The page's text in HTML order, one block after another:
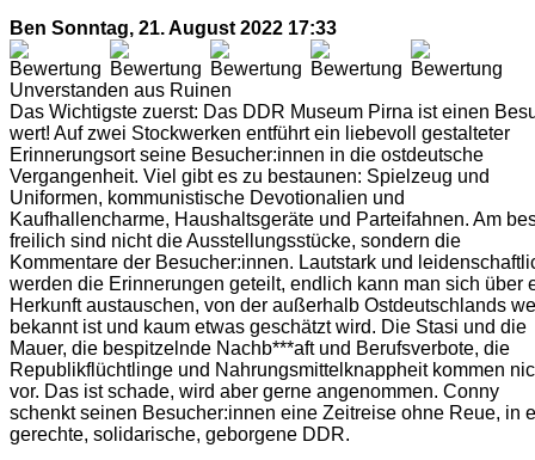
Ben Sonntag, 21. August 2022 17:33
Unverstanden aus Ruinen
Das Wichtigste zuerst: Das DDR Museum Pirna ist einen
wert! Auf zwei Stockwerken entführt ein liebevoll gestalteter
Erinnerungsort seine Besucher:innen in die ostdeutsche
Vergangenheit. Viel gibt es zu bestaunen: Spielzeug und
Uniformen, kommunistische Devotionalien und
Kaufhallencharme, Haushaltsgeräte und Parteifahnen. Am
freilich sind nicht die Ausstellungsstücke, sondern die
Kommentare der Besucher:innen. Lautstark und
werden die Erinnerungen geteilt, endlich kann man sich über
Herkunft austauschen, von der außerhalb Ostdeutschlands
bekannt ist und kaum etwas geschätzt wird. Die Stasi und die
Mauer, die bespitzelnde Nachb***aft und Berufsverbote, die
Republikflüchtlinge und Nahrungsmittelknappheit kommen
vor. Das ist schade, wird aber gerne angenommen. Conny
schenkt seinen Besucher:innen eine Zeitreise ohne Reue, in
gerechte, solidarische, geborgene DDR.